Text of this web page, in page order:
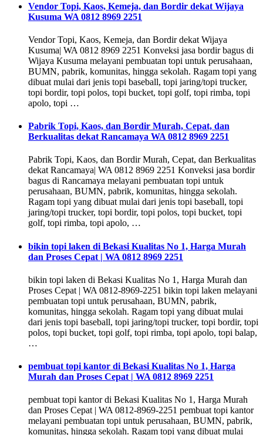
Vendor Topi, Kaos, Kemeja, dan Bordir dekat Wijaya
Kusuma WA 0812 8969 2251
Vendor Topi, Kaos, Kemeja, dan Bordir dekat Wijaya
Kusuma| WA 0812 8969 2251 Konveksi jasa bordir bagus di
Wijaya Kusuma melayani pembuatan topi untuk perusahaan,
BUMN, pabrik, komunitas, hingga sekolah. Ragam topi yang
dibuat mulai dari jenis topi baseball, topi jaring/topi trucker,
topi bordir, topi polos, topi bucket, topi golf, topi rimba, topi
apolo, topi …
Pabrik Topi, Kaos, dan Bordir Murah, Cepat, dan
Berkualitas dekat Rancamaya WA 0812 8969 2251
Pabrik Topi, Kaos, dan Bordir Murah, Cepat, dan Berkualitas
dekat Rancamaya| WA 0812 8969 2251 Konveksi jasa bordir
bagus di Rancamaya melayani pembuatan topi untuk
perusahaan, BUMN, pabrik, komunitas, hingga sekolah.
Ragam topi yang dibuat mulai dari jenis topi baseball, topi
jaring/topi trucker, topi bordir, topi polos, topi bucket, topi
golf, topi rimba, topi apolo, …
bikin topi laken di Bekasi Kualitas No 1, Harga Murah
dan Proses Cepat | WA 0812 8969 2251
bikin topi laken di Bekasi Kualitas No 1, Harga Murah dan
Proses Cepat | WA 0812-8969-2251 bikin topi laken melayani
pembuatan topi untuk perusahaan, BUMN, pabrik,
komunitas, hingga sekolah. Ragam topi yang dibuat mulai
dari jenis topi baseball, topi jaring/topi trucker, topi bordir, topi
polos, topi bucket, topi golf, topi rimba, topi apolo, topi balap,
…
pembuat topi kantor di Bekasi Kualitas No 1, Harga
Murah dan Proses Cepat | WA 0812 8969 2251
pembuat topi kantor di Bekasi Kualitas No 1, Harga Murah
dan Proses Cepat | WA 0812-8969-2251 pembuat topi kantor
melayani pembuatan topi untuk perusahaan, BUMN, pabrik,
komunitas, hingga sekolah. Ragam topi yang dibuat mulai